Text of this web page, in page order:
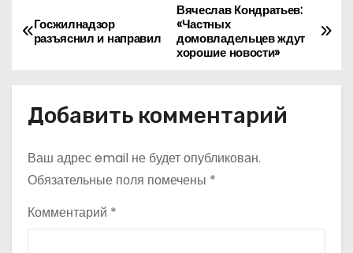
Н
а
и
г
а
ц
Вячеслав Кондратьев:
«Частных
домовладельцев ждут
хорошие новости»
Госжилнадзор
разъяснил и направил
Добавить комментарий
Ваш адрес email не будет опубликован.
Обязательные поля помечены *
Комментарий *